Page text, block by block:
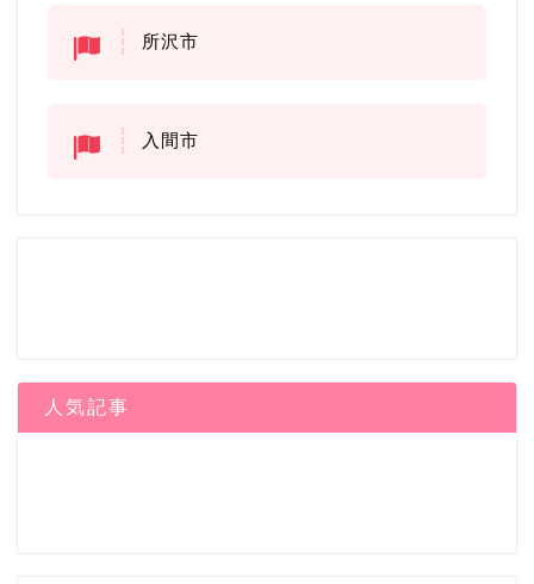
所沢市
入間市
人気記事